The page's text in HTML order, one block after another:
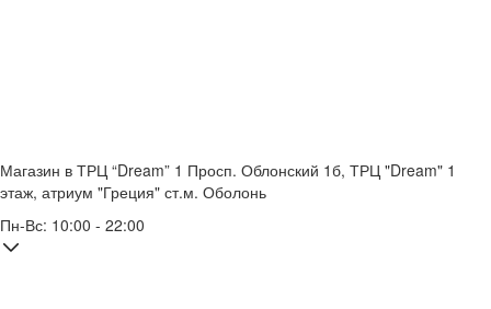
Магазин в ТРЦ “Dream” 1 Просп. Облонский 1б, ТРЦ "Dream" 1
этаж, атриум "Греция" ст.м. Оболонь
Пн-Вс: 10:00 - 22:00